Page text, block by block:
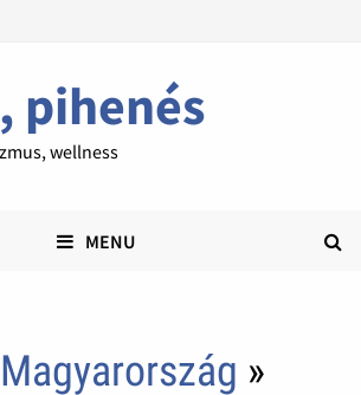
pihenés
wellness
MENU
Magyarország »